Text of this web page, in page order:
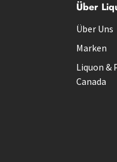
Über
Über Uns
Marken
Liquon &
Canada